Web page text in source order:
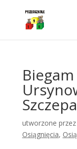
utworzone przez
Osiągnięcia,